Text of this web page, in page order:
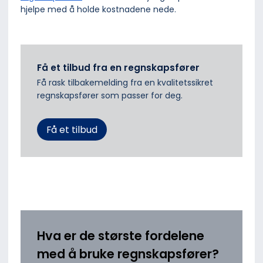
hjelpe med å holde kostnadene nede.
Få et tilbud fra en regnskapsfører
Få rask tilbakemelding fra en kvalitetssikret
regnskapsfører som passer for deg.
Få et tilbud
Hva er de største fordelene
med å bruke regnskapsfører?